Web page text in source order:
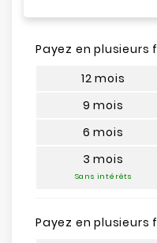
Payez en plusieurs
12 mois
9 mois
6 mois
3 mois
Sans intérêts
Payez en plusieurs